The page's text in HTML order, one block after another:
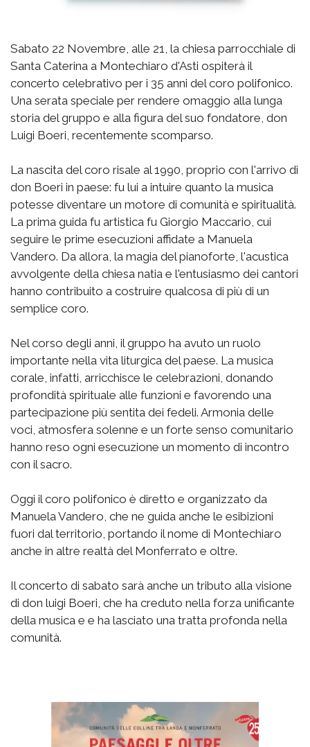
Sabato 22 Novembre, alle 21, la chiesa parrocchiale di
Santa Caterina a Montechiaro d'Asti ospiterà il
concerto celebrativo per i 35 anni del coro polifonico.
Una serata speciale per rendere omaggio alla lunga
storia del gruppo e alla figura del suo fondatore, don
Luigi Boeri, recentemente scomparso.
La nascita del coro risale al 1990, proprio con l'arrivo di
don Boeri in paese: fu lui a intuire quanto la musica
potesse diventare un motore di comunità e spiritualità.
La prima guida fu artistica fu Giorgio Maccario, cui
seguire le prime esecuzioni affidate a Manuela
Vandero. Da allora, la magia del pianoforte, l'acustica
avvolgente della chiesa natia e l'entusiasmo dei cantori
hanno contribuito a costruire qualcosa di più di un
semplice coro.
Nel corso degli anni, il gruppo ha avuto un ruolo
importante nella vita liturgica del paese. La musica
corale, infatti, arricchisce le celebrazioni, donando
profondità spirituale alle funzioni e favorendo una
partecipazione più sentita dei fedeli. Armonia delle
voci, atmosfera solenne e un forte senso comunitario
hanno reso ogni esecuzione un momento di incontro
con il sacro.
Oggi il coro polifonico è diretto e organizzato da
Manuela Vandero, che ne guida anche le esibizioni
fuori dal territorio, portando il nome di Montechiaro
anche in altre realtà del Monferrato e oltre.
Il concerto di sabato sarà anche un tributo alla visione
di don luigi Boeri, che ha creduto nella forza unificante
della musica e e ha lasciato una tratta profonda nella
comunità.